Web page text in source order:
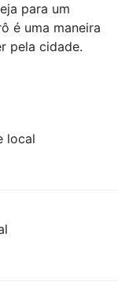
para um
é uma maneira
pela cidade.
local